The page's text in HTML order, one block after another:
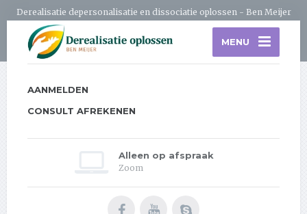
Derealisatie depersonalisatie en dissociatie oplossen - Ben Meijer
MENU
AANMELDEN
CONSULT AFREKENEN
Alleen op afspraak
Zoom